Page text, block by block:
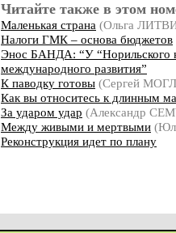
Читайте также в этом
Маленькая страна (Ольга
Налоги ГМК – основа бюджетов
Энос БАНДА: “У “Норильского
международного развития”
К паводку готовы (Сергей
Как вы относитесь к длинным
За ударом удар (Александр
Между живыми и мертвыми
Реконструкция идет по плану